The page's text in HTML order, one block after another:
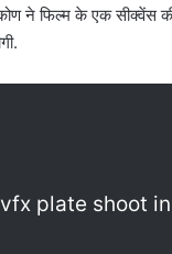
ने फिल्म के एक
vfx plate shoot